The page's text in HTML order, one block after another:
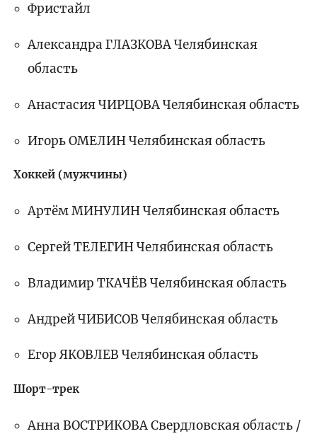
Фристайл
Александра ГЛАЗКОВА Челябинская
область
Анастасия ЧИРЦОВА Челябинская область
Игорь ОМЕЛИН Челябинская область
Хоккей (мужчины)
Артём МИНУЛИН Челябинская область
Сергей ТЕЛЕГИН Челябинская область
Владимир ТКАЧЁВ Челябинская область
Андрей ЧИБИСОВ Челябинская область
Егор ЯКОВЛЕВ Челябинская область
Шорт-трек
Анна ВОСТРИКОВА Свердловская область /